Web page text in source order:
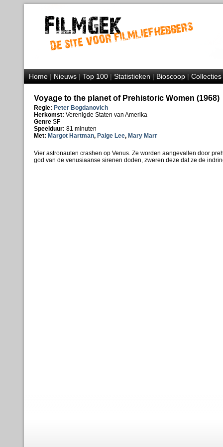
Home|Nieuws|Top 100|Statistieken|Bioscoop|Collecties
Voyage to the planet of Prehistoric Women (1968)
Regie: Peter Bogdanovich
Herkomst: Verenigde Staten van Amerika
Genre SF
Speelduur: 81 minuten
Met: Margot Hartman, Paige Lee, Mary Marr
Vier astronauten crashen op Venus. Ze worden aangevallen door
god van de venusiaanse sirenen doden, zweren deze dat ze de